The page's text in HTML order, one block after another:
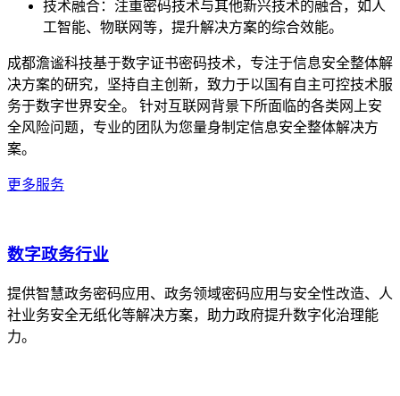
技术融合：注重密码技术与其他新兴技术的融合，如人
工智能、物联网等，提升解决方案的综合效能。
成都澹谧科技基于数字证书密码技术，专注于信息安全整体解
决方案的研究，坚持自主创新，致力于以国有自主可控技术服
务于数字世界安全。 针对互联网背景下所面临的各类网上安
全风险问题，专业的团队为您量身制定信息安全整体解决方
案。
更多服务
数字政务行业
提供智慧政务密码应用、政务领域密码应用与安全性改造、人
社业务安全无纸化等解决方案，助力政府提升数字化治理能
力。